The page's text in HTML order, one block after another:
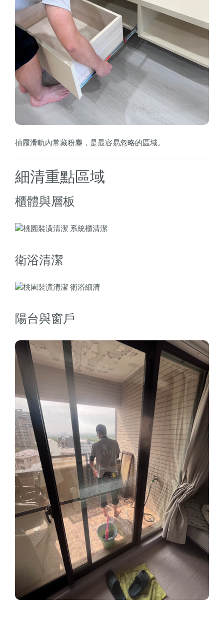
抽屜滑軌內常藏粉塵，是最容易忽略的區域。
細清重點區域
櫃體與層板
衛浴清潔
陽台與窗戶